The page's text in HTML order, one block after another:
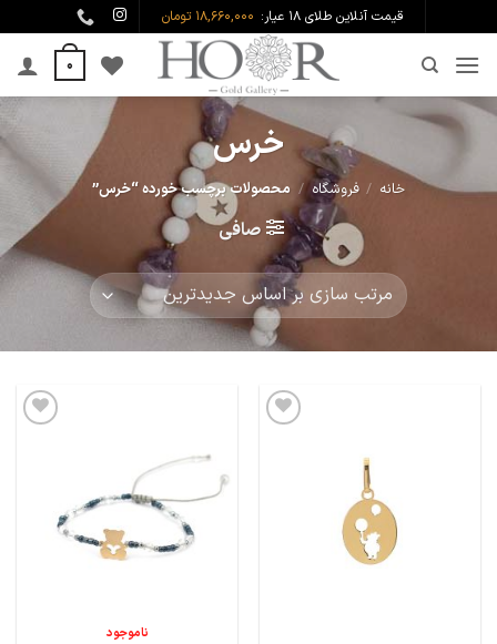
to
content
قیمت آنلاین طلای ۱۸ عیار: 18,660,000 تومان
0
خرس
خانه / فروشگاه / محصولات برچسب خورده “خرس”
صافی
ناموجود